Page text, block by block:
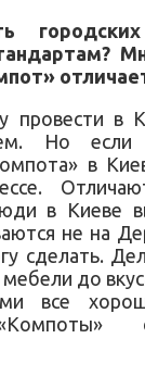
провести в
Но если
в
в Киеве
не на
сделать.
мебели до
все